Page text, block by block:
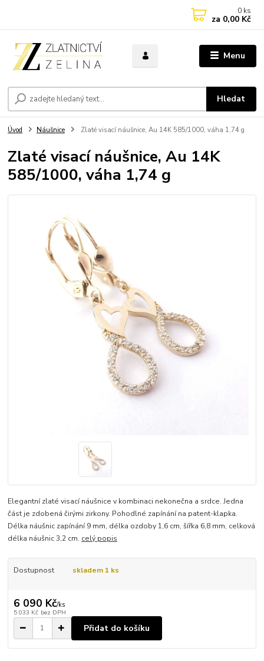
Menu
Hledat
0 ks
za 0,00 Kč
Úvod Náušnice Zlaté visací náušnice, Au 14K 585/1000, váha 1,74 g
Zlaté visací náušnice, Au 14K
585/1000, váha 1,74 g
Elegantní zlaté visací náušnice v kombinaci nekonečna a srdce. Jedna
část je zdobená čirými zirkony. Pohodlné zapínání na patent-klapka.
Délka náušnic zapínání 9 mm, délka ozdoby 1,6 cm, šířka 6,8 mm, celková
délka náušnic 3,2 cm. celý popis
Dostupnost skladem 1 ks
6 090 Kč/ks
5 033 Kč bez DPH
Přidat do košíku